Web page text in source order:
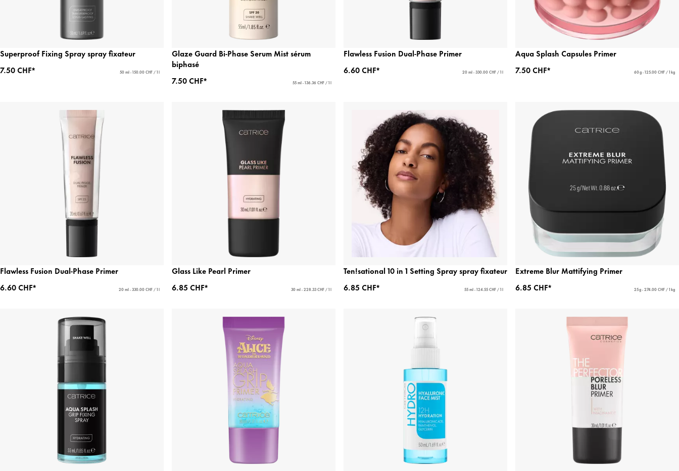
Superproof Fixing Spray spray fixateur
7.50 CHF*
50 ml - 150.00 CHF / 1 l
Glaze Guard Bi-Phase Serum Mist sérum
biphasé
7.50 CHF*
55 ml - 136.36 CHF / 1 l
Flawless Fusion Dual-Phase Primer
6.60 CHF*
20 ml - 330.00 CHF / 1 l
Aqua Splash Capsules Primer
7.50 CHF*
60 g - 125.00 CHF / 1 kg
Flawless Fusion Dual-Phase Primer
6.60 CHF*
20 ml - 330.00 CHF / 1 l
Glass Like Pearl Primer
6.85 CHF*
30 ml - 228.33 CHF / 1 l
Ten!sational 10 in 1 Setting Spray spray fixateur
6.85 CHF*
55 ml - 124.55 CHF / 1 l
Extreme Blur Mattifying Primer
6.85 CHF*
25 g - 274.00 CHF / 1 kg